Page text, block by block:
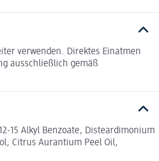
verwenden. Direktes Einatmen
ausschließlich gemäß
15 Alkyl Benzoate, Disteardimonium
Citrus Aurantium Peel Oil,